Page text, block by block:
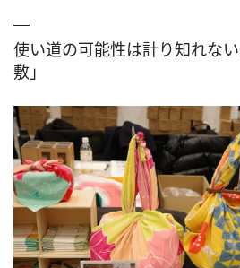
使い道の可能性は計り知れな
敷」